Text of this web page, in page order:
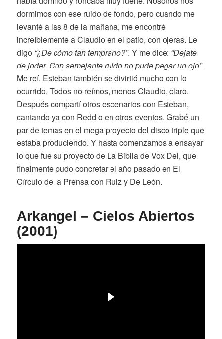
dormimos con ese ruido de fondo, pero cuando me
levanté a las 8 de la mañana, me encontré
increíblemente a Claudio en el patio, con ojeras. Le
digo “¿De cómo tan temprano?”. Y me dice: “Dejate
de joder. Con semejante ruido no pude pegar un ojo”.
Me reí. Esteban también se divirtió mucho con lo
ocurrido. Todos no reímos, menos Claudio, claro.
Después compartí otros escenarios con Esteban,
cantando ya con Redd o en otros eventos. Grabé un
par de temas en el mega proyecto del disco triple que
estaba produciendo. Y hasta comenzamos a ensayar
lo que fue su proyecto de La Biblia de Vox Dei, que
finalmente pudo concretar el año pasado en El
Círculo de la Prensa con Ruiz y De León.
Arkangel – Cielos Abiertos
(2001)